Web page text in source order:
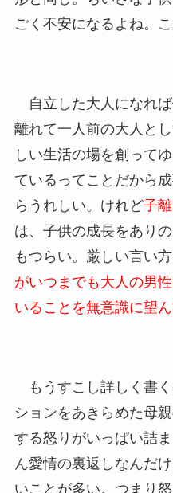
ごく不安になるよね。こ
自立した大人になれ
離れて一人前の大人と
しい生活の場を創って
ているってことだから
らうれしい。けれど子
は、子供の成長をあり
もつらい。厳しい言い
がいつまでも大人の男
いることを無意識に望
もうすこし詳しく書
ションをあきらめた母
する怒りがいっぱい詰
ん愛情の裏返しなんだ
いことが多い。つまり